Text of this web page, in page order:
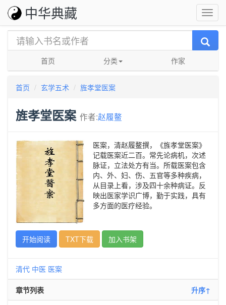
中华典藏
首页 分类 作家
首页 玄学五术 旌孝堂医案
旌孝堂医案 作者:赵履鳌
医案，清赵履鳌撰，《旌孝堂医案》
记载医案近二百。常先论病机，次述
脉证，立法处方有当。所载医案包含
内、外、妇、伤、五官等多种疾病，
从目录上看，涉及四十余种病证。反
映出医家学识广博，勤于实践，具有
多方面的医疗经验。
开始阅读 TXT下载 加入书架
清代 中医 医案
章节列表 升序↑